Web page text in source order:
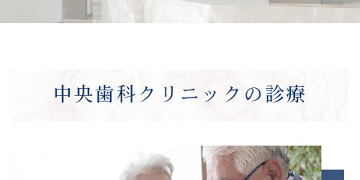
中央歯科クリニックの診療